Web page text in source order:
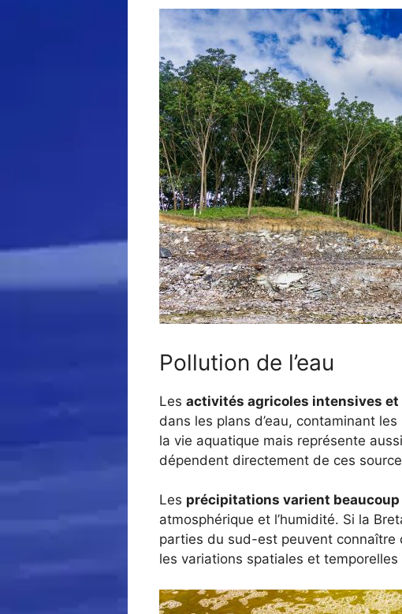
Pollution de l’eau
Les activités agricoles intensives et
dans les plans d’eau, contaminant
la vie aquatique mais représente
dépendent directement de ces
Les précipitations varient beaucoup
atmosphérique et l’humidité. Si la
parties du sud-est peuvent
les variations spatiales et